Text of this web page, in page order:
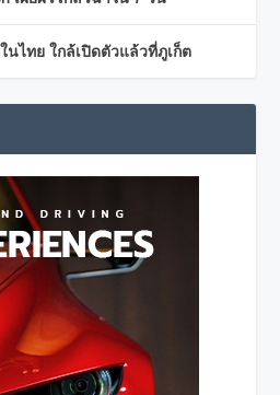
ไทย ใกล้เปิดตัวแล้วที่ภูเก็ต